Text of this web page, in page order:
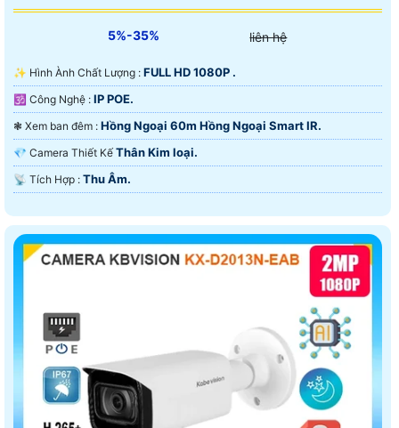
5%-35% liên hệ
✨ Hình Ành Chất Lượng : FULL HD 1080P .
🕉️ Công Nghệ : IP POE.
❃ Xem ban đêm : Hồng Ngoại 60m Hồng Ngoại Smart IR.
💎 Camera Thiết Kế Thân Kim loại.
️📡 Tích Hợp : Thu Âm.